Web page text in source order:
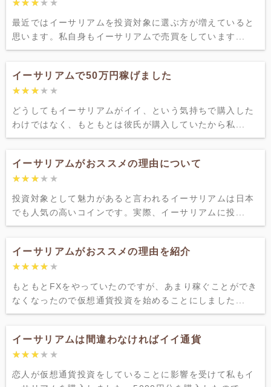
★★★★★
★★★★★
最近ではイーサリアムを投資対象に選ぶ方が増えていると
思います。私自身もイーサリアムで売買をしています...
イーサリアムで50万円稼げました
★★★★★
★★★★★
どうしてもイーサリアムがイイ、という気持ちで購入した
わけではなく、もともとは彼氏が購入していたから私...
イーサリアムがおススメの理由について
★★★★★
★★★★★
投資対象として魅力があると言われるイーサリアムは日本
でも人気の高いコインです。実際、イーサリアムに投...
イーサリアムがおススメの理由を紹介
★★★★★
★★★★★
もともとFXをやっていたのですが、あまり稼ぐことができ
なくなったので仮想通貨投資を始めることにしました...
イーサリアムは間違わなければイイ通貨
★★★★★
★★★★★
恋人が仮想通貨投資をしていることに影響を受けて私もイ